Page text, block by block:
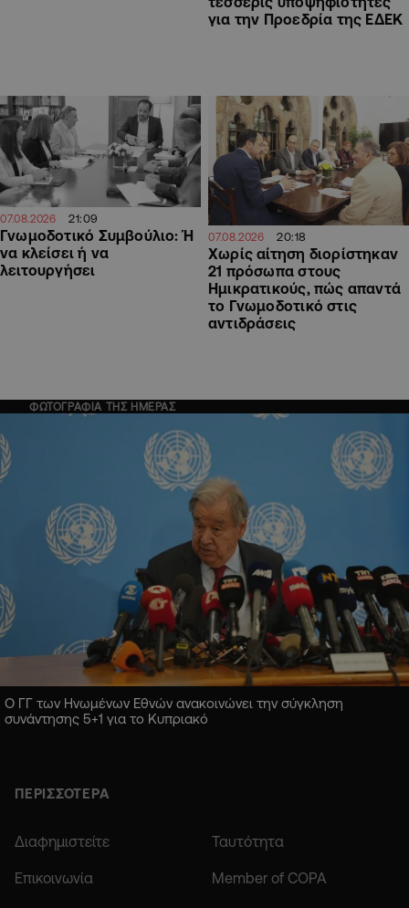
για την Προεδρία της ΕΔΕΚ
07.08.2026 21:09
Γνωμοδοτικό Συμβούλιο: Ή
να κλείσει ή να
λειτουργήσει
07.08.2026 20:18
Χωρίς αίτηση διορίστηκαν
21 πρόσωπα στους
Ημικρατικούς, πώς απαντά
το Γνωμοδοτικό στις
αντιδράσεις
ΦΩΤΟΓΡΑΦΙΑ ΤΗΣ ΗΜΕΡΑΣ
Ο ΓΓ των Ηνωμένων Εθνών ανακοινώνει την σύγκληση
συνάντησης 5+1 για το Κυπριακό
ΠΕΡΙΣΣΟΤΕΡΑ
Διαφημιστείτε Ταυτότητα
Επικοινωνία Member of COPA